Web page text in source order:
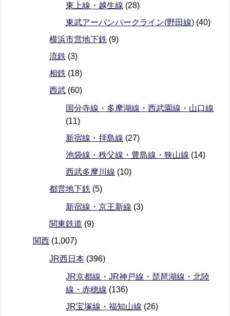
東上線・越生線 (28)
東武アーバンパークライン(野田線) (40)
横浜市営地下鉄 (9)
流鉄 (3)
相鉄 (18)
西武 (60)
国分寺線・多摩湖線・西武園線・山口線
(11)
新宿線・拝島線 (27)
池袋線・秩父線・豊島線・狭山線 (14)
西武多摩川線 (10)
都営地下鉄 (5)
新宿線・京王新線 (3)
関東鉄道 (9)
関西 (1,007)
JR西日本 (396)
JR京都線・JR神戸線・琵琶湖線・北陸
線・赤穂線 (136)
JR宝塚線・福知山線 (26)